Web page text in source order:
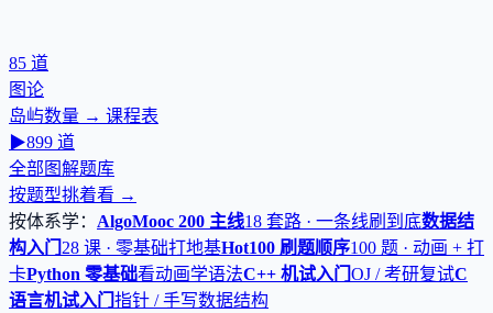
85 道
图论
岛屿数量 → 课程表
▶899 道
全部图解题库
按题型挑着看 →
按体系学： AlgoMooc 200 主线18 套路 · 一条线刷到底数据结
构入门 28 课 · 零基础打地基Hot100 刷题顺序100 题 · 动画 + 打
卡Python 零基础看动画学语法C++ 机试入门 OJ / 考研复试C
语言机试入门 指针 / 手写数据结构